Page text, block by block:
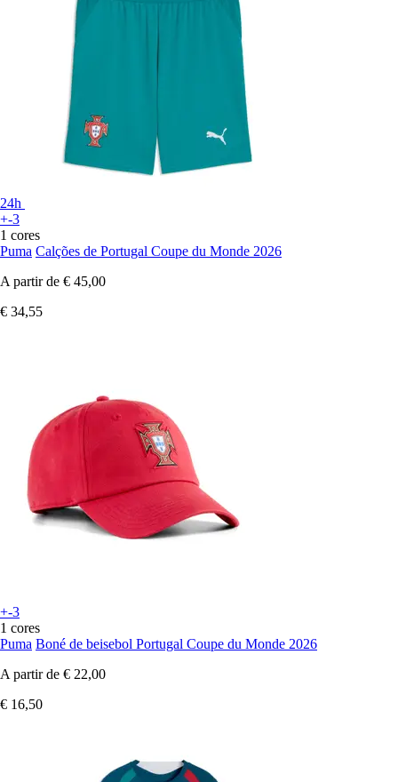
24h
+-3
1 cores
Puma Calções de Portugal Coupe du Monde 2026
A partir de € 45,00
€ 34,55
+-3
1 cores
Puma Boné de beisebol Portugal Coupe du Monde 2026
A partir de € 22,00
€ 16,50